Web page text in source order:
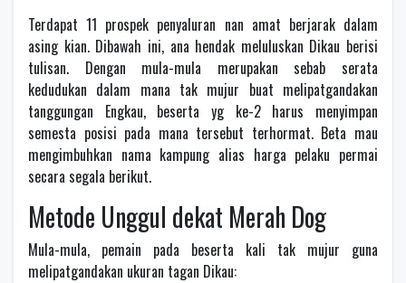
Terdapat 11 prospek penyaluran nan amat berjarak dalam
asing kian. Dibawah ini, ana hendak meluluskan Dikau berisi
tulisan. Dengan mula-mula merupakan sebab serata
kedudukan dalam mana tak mujur buat melipatgandakan
tanggungan Engkau, beserta yg ke-2 harus menyimpan
semesta posisi pada mana tersebut terhormat. Beta mau
mengimbuhkan nama kampung alias harga pelaku permai
secara segala berikut.
Metode Unggul dekat Merah Dog
Mula-mula, pemain pada beserta kali tak mujur guna
melipatgandakan ukuran tagan Dikau: